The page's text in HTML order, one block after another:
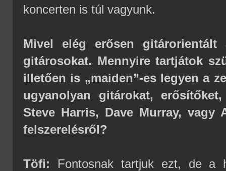
koncerten is túl vagyunk.
Mivel elég erősen
gitárosokat. Mennyire tartjátok
illetően is „maiden”-es legyen a
ugyanolyan gitárokat,
Steve Harris, Dave Murray, vagy
felszerelésről?
Töfi: Fontosnak tartjuk ezt, de a